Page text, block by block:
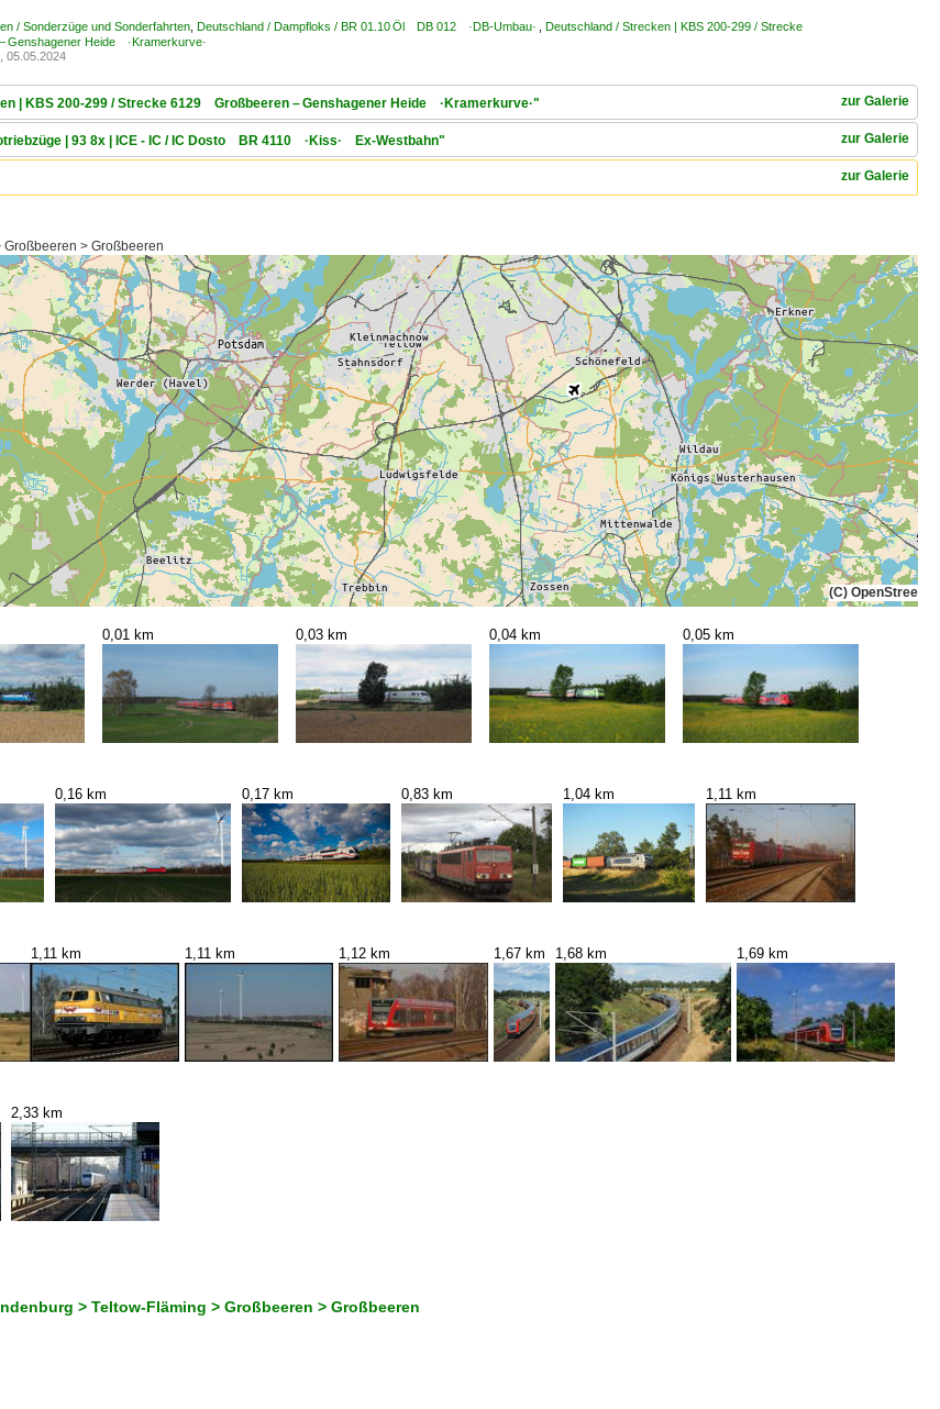
/ Sonderzüge und Sonderfahrten Deutschland / Dampfloks / BR 01.10 Öl DB 012 ·DB-Umbau·
Deutschland / Strecken | KBS 200-299 / Strecke
Heide ·Kramerkurve·
05.05.2024
zur Galerie
| KBS 200-299 / Strecke 6129 Großbeeren – Genshagener Heide ·Kramerkurve·"
zur Galerie
| 93 8x | ICE - IC / IC Dosto BR 4110 ·Kiss· Ex-Westbahn"
zur Galerie
> Großbeeren
(C)
0,01 km 0,03 km 0,04 km 0,05 km
0,16 km 0,17 km 0,83 km 1,04 km 1,11 km
1,11 km 1,11 km 1,12 km 1,67 km 1,68 km 1,69 km
2,33 km
> Teltow-Fläming > Großbeeren > Großbeeren